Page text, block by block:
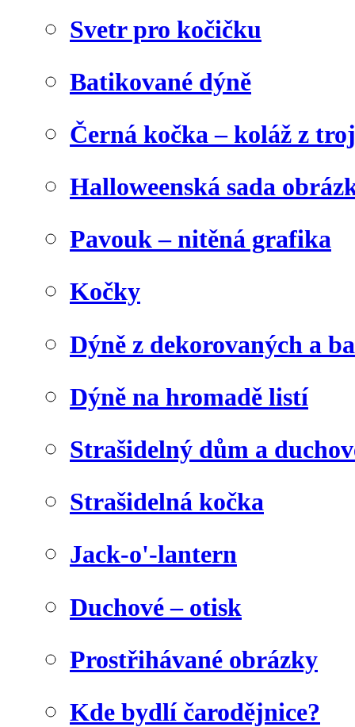
Svetr pro kočičku
Batikované dýně
Černá kočka – koláž z
Halloweenská sada
Pavouk – nitěná grafika
Kočky
Dýně z dekorovaných a
Dýně na hromadě listí
Strašidelný dům a
Strašidelná kočka
Jack-o'-lantern
Duchové – otisk
Prostřihávané obrázky
Kde bydlí čarodějnice?